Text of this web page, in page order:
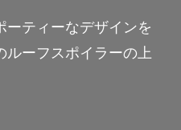
ーティーなデザインを
ルーフスポイラーの上